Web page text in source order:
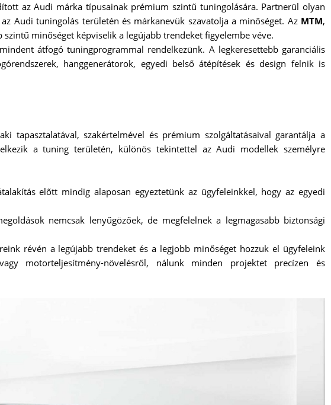
az Audi márka típusainak prémium szintű tuningolására. Partnerül olyan
Audi tuningolás területén és márkanevük szavatolja a minőséget. Az MTM,
szintű minőséget képviselik a legújabb trendeket figyelembe véve.
átfogó tuningprogrammal rendelkezünk. A legkeresettebb garanciális
hanggenerátorok, egyedi belső átépítések és design felnik is
tapasztalatával, szakértelmével és prémium szolgáltatásaival garantálja a
a tuning területén, különös tekintettel az Audi modellek személyre
előtt mindig alaposan egyeztetünk az ügyfeleinkkel, hogy az egyedi
nemcsak lenyűgözőek, de megfelelnek a legmagasabb biztonsági
révén a legújabb trendeket és a legjobb minőséget hozzuk el ügyfeleink
motorteljesítmény-növelésről, nálunk minden projektet precízen és